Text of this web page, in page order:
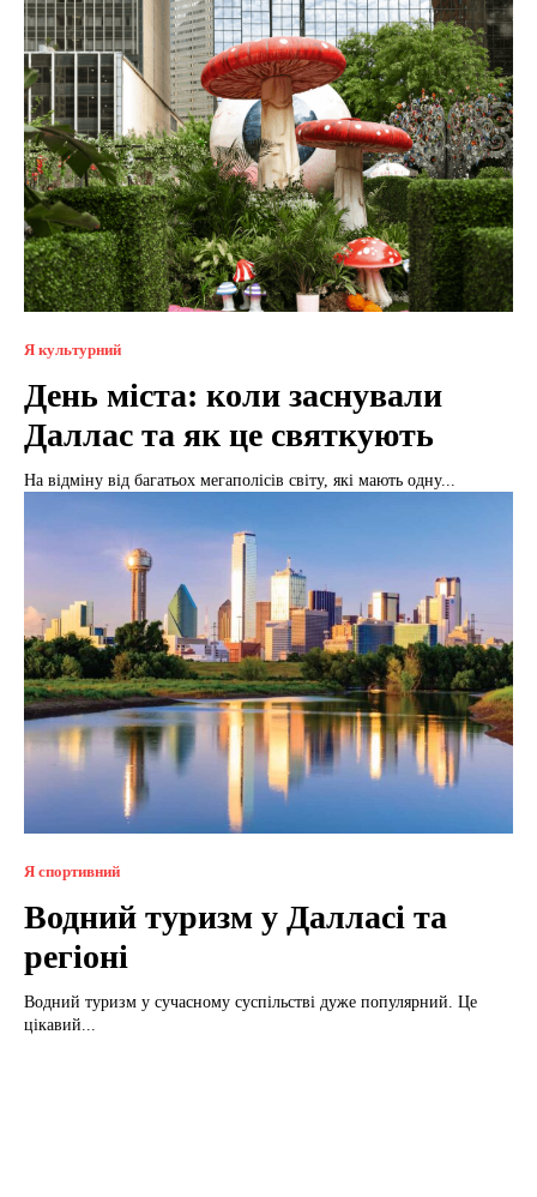
Я культурний
День міста: коли заснували
Даллас та як це святкують
На відміну від багатьох мегаполісів світу, які мають одну...
Я спортивний
Водний туризм у Далласі та
регіоні
Водний туризм у сучасному суспільстві дуже популярний. Це
цікавий...